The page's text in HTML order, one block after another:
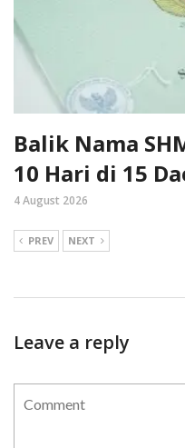
Balik Nama
10 Hari di 15
4 August 2026
PREV NEXT
Leave a reply